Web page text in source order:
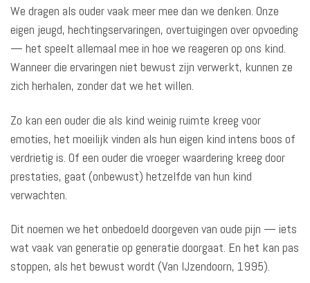
We dragen als ouder vaak meer mee dan we denken. Onze
eigen jeugd, hechtingservaringen, overtuigingen over opvoeding
— het speelt allemaal mee in hoe we reageren op ons kind.
Wanneer die ervaringen niet bewust zijn verwerkt, kunnen ze
zich herhalen, zonder dat we het willen.
Zo kan een ouder die als kind weinig ruimte kreeg voor
emoties, het moeilijk vinden als hun eigen kind intens boos of
verdrietig is. Of een ouder die vroeger waardering kreeg door
prestaties, gaat (onbewust) hetzelfde van hun kind
verwachten.
Dit noemen we het onbedoeld doorgeven van oude pijn — iets
wat vaak van generatie op generatie doorgaat. En het kan pas
stoppen, als het bewust wordt (Van IJzendoorn, 1995).